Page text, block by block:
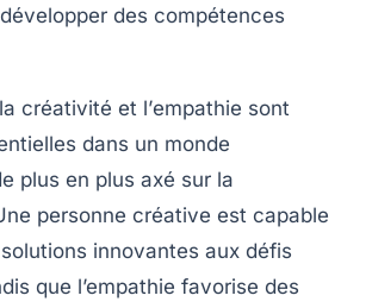
des compétences
créativité et l’empathie sont
dans un monde
plus en plus axé sur la
personne créative est capable
innovantes aux défis
que l’empathie favorise des